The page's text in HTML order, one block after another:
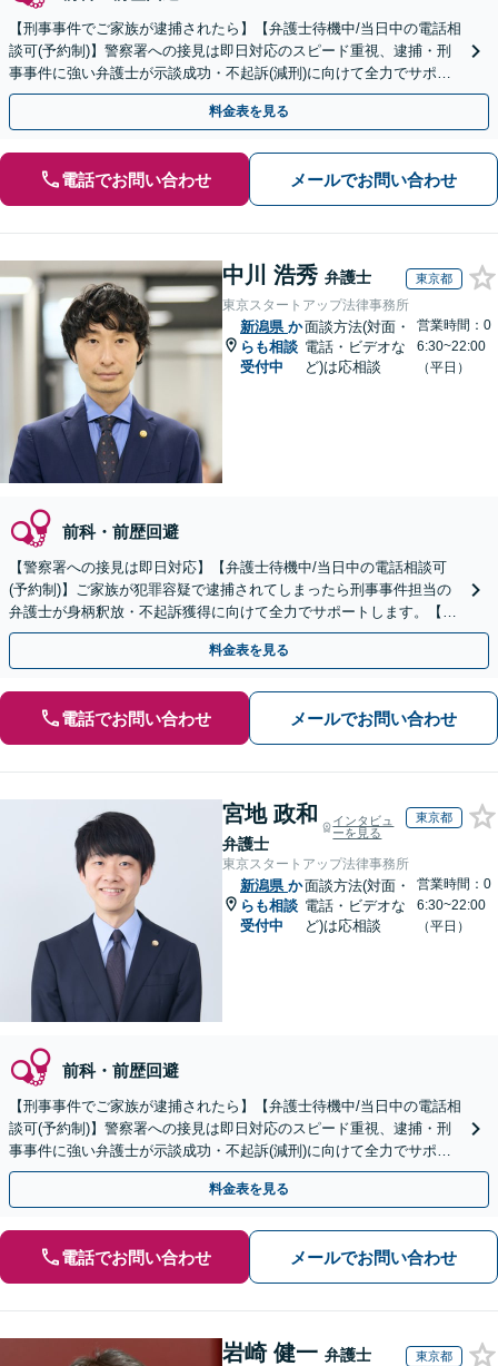
【刑事事件でご家族が逮捕されたら】【弁護士待機中/当日中の電話相
談可(予約制)】警察署への接見は即日対応のスピード重視、逮捕・刑
事事件に強い弁護士が示談成功・不起訴(減刑)に向けて全力でサポー
トします。【加害者側の相談専門】
料金表を見る
電話でお問い合わせ メールでお問い合わせ
中川 浩秀 弁護士 東京都
東京スタートアップ法律事務所
新潟県 か
らも相談
受付中
面談方法(対面・
電話・ビデオな
ど)は応相談
営業時間：0
6:30~22:00
（平日）
前科・前歴回避
【警察署への接見は即日対応】【弁護士待機中/当日中の電話相談可
(予約制)】ご家族が犯罪容疑で逮捕されてしまったら刑事事件担当の
弁護士が身柄釈放・不起訴獲得に向けて全力でサポートします。【毎
月100名以上の相談実績】【全国対応】
料金表を見る
電話でお問い合わせ メールでお問い合わせ
宮地 政和
弁護士
インタビュ
ーを見る
東京都
東京スタートアップ法律事務所
新潟県 か
らも相談
受付中
面談方法(対面・
電話・ビデオな
ど)は応相談
営業時間：0
6:30~22:00
（平日）
前科・前歴回避
【刑事事件でご家族が逮捕されたら】【弁護士待機中/当日中の電話相
談可(予約制)】警察署への接見は即日対応のスピード重視、逮捕・刑
事事件に強い弁護士が示談成功・不起訴(減刑)に向けて全力でサポー
トします。【加害者側の相談専門】
料金表を見る
電話でお問い合わせ メールでお問い合わせ
岩崎 健一 弁護士 東京都